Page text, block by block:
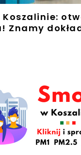
Koszalinie:
Znamy